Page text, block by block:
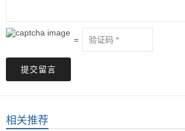
=
提交留言
相关推荐